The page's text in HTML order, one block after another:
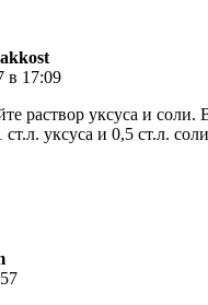
в 17:09
раствор уксуса и соли.
ст.л. уксуса и 0,5 ст.л.